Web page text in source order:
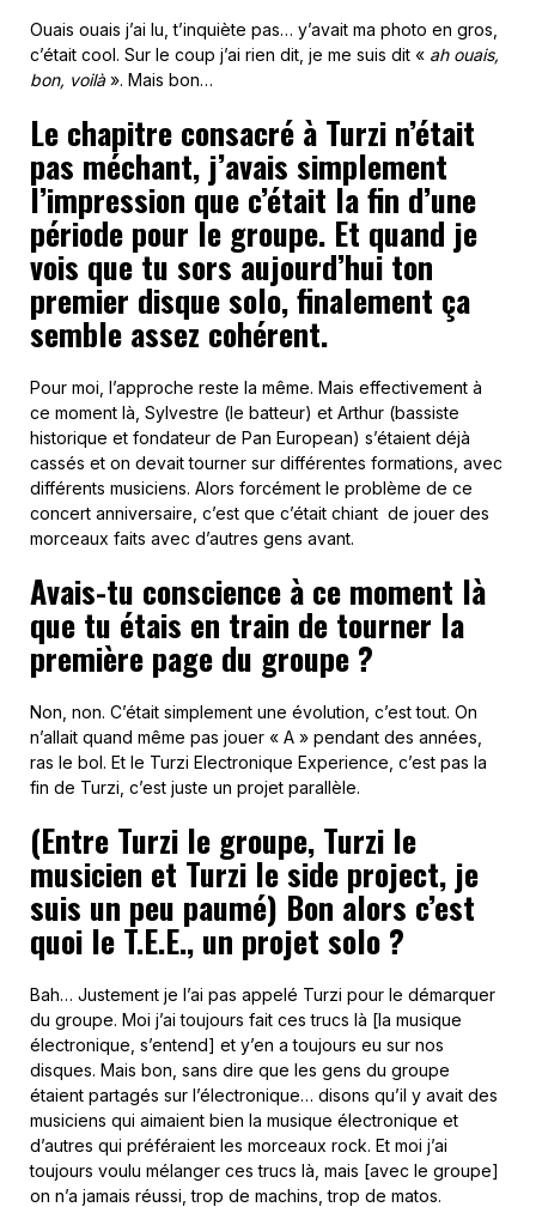
Ouais ouais j’ai lu, t’inquiète pas… y’avait ma photo en gros,
c’était cool. Sur le coup j’ai rien dit, je me suis dit « ah ouais,
bon, voilà». Mais bon…
Le chapitre consacré à Turzi n’était
pas méchant, j’avais simplement
l’impression que c’était la fin d’une
période pour le groupe. Et quand je
vois que tu sors aujourd’hui ton
premier disque solo, finalement ça
semble assez cohérent.
Pour moi, l’approche reste la même. Mais effectivement à
ce moment là, Sylvestre (le batteur) et Arthur (bassiste
historique et fondateur de Pan European) s’étaient déjà
cassés et on devait tourner sur différentes formations, avec
différents musiciens. Alors forcément le problème de ce
concert anniversaire, c’est que c’était chiant de jouer des
morceaux faits avec d’autres gens avant.
Avais-tu conscience à ce moment là
que tu étais en train de tourner la
première page du groupe ?
Non, non. C’était simplement une évolution, c’est tout. On
n’allait quand même pas jouer « A » pendant des années,
ras le bol. Et le Turzi Electronique Experience, c’est pas la
fin de Turzi, c’est juste un projet parallèle.
(Entre Turzi le groupe, Turzi le
musicien et Turzi le side project, je
suis un peu paumé) Bon alors c’est
quoi le T.E.E., un projet solo ?
Bah… Justement je l’ai pas appelé Turzi pour le démarquer
du groupe. Moi j’ai toujours fait ces trucs là [la musique
électronique, s’entend] et y’en a toujours eu sur nos
disques. Mais bon, sans dire que les gens du groupe
étaient partagés sur l’électronique… disons qu’il y avait des
musiciens qui aimaient bien la musique électronique et
d’autres qui préféraient les morceaux rock. Et moi j’ai
toujours voulu mélanger ces trucs là, mais [avec le groupe]
on n’a jamais réussi, trop de machins, trop de matos.